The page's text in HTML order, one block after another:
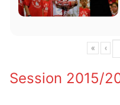
« ‹
Session 2015/